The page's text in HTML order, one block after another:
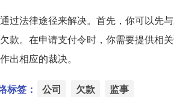
过法律途径来解决。首先，你可以先
款。在申请支付令时，你需要提供相
出相应的裁决。
标签： 公司 欠款 监事